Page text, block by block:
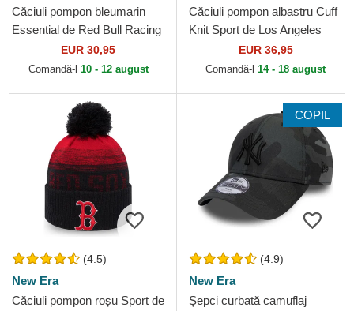
Căciuli pompon bleumarin
Essential de Red Bull Racing
Formula 1 de New Era
EUR 30,95
Comandă-l 10 - 12 august
Căciuli pompon albastru Cuff
Knit Sport de Los Angeles
Dodgers MLB de New Era
EUR 36,95
Comandă-l 14 - 18 august
(4.5)
New Era
Căciuli pompon roșu Sport de
COPIL
(4.9)
New Era
Șepci curbată camuflaj